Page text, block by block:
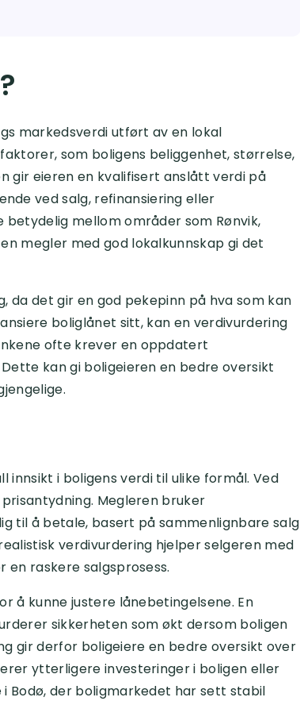
markedsverdi utført av en lokal
som boligens beliggenhet, størrelse,
gir eieren en kvalifisert anslått verdi på
ved salg, refinansiering eller
mellom områder som Rønvik,
megler med god lokalkunnskap gi det
da det gir en god pekepinn på hva som kan
boliglånet sitt, kan en verdivurdering
ofte krever en oppdatert
kan gi boligeieren en bedre oversikt
innsikt i boligens verdi til ulike formål. Ved
Megleren bruker
til å betale, basert på sammenlignbare salg
verdivurdering hjelper selgeren med
raskere salgsprosess.
å kunne justere lånebetingelsene. En
sikkerheten som økt dersom boligen
gir derfor boligeiere en bedre oversikt over
ytterligere investeringer i boligen eller
Bodø, der boligmarkedet har sett stabil